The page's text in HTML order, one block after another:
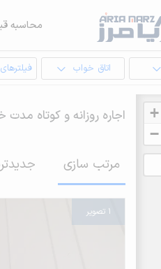
محاسبه
اتاق خواب
+
−
اجاره روزانه و کوتاه
مرتب سازی
1 تصویر